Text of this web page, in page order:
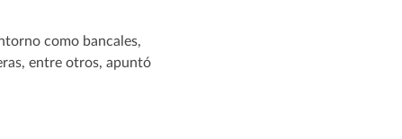
como bancales,
entre otros, apuntó